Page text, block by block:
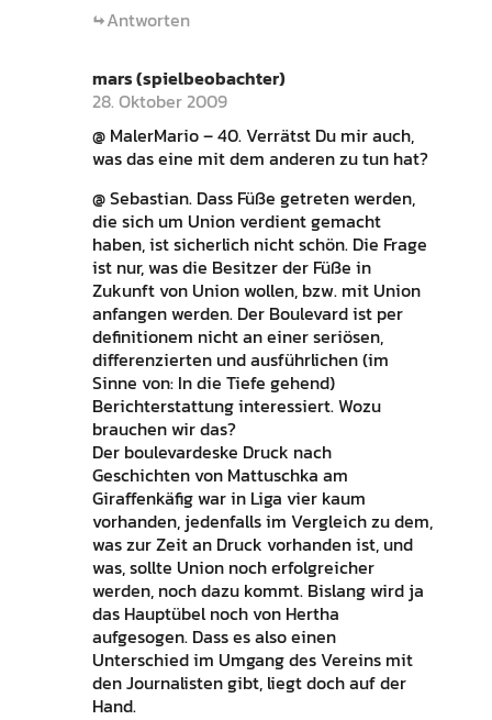
Antworten
mars (spielbeobachter)
28. Oktober 2009
@ MalerMario – 40. Verrätst Du mir auch,
was das eine mit dem anderen zu tun hat?
@ Sebastian. Dass Füße getreten werden,
die sich um Union verdient gemacht
haben, ist sicherlich nicht schön. Die Frage
ist nur, was die Besitzer der Füße in
Zukunft von Union wollen, bzw. mit Union
anfangen werden. Der Boulevard ist per
definitionem nicht an einer seriösen,
differenzierten und ausführlichen (im
Sinne von: In die Tiefe gehend)
Berichterstattung interessiert. Wozu
brauchen wir das?
Der boulevardeske Druck nach
Geschichten von Mattuschka am
Giraffenkäfig war in Liga vier kaum
vorhanden, jedenfalls im Vergleich zu dem,
was zur Zeit an Druck vorhanden ist, und
was, sollte Union noch erfolgreicher
werden, noch dazu kommt. Bislang wird ja
das Hauptübel noch von Hertha
aufgesogen. Dass es also einen
Unterschied im Umgang des Vereins mit
den Journalisten gibt, liegt doch auf der
Hand.